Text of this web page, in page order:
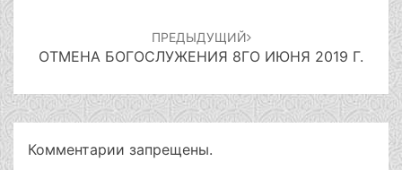
ПРЕДЫДУЩИЙ
ОТМЕНА БОГОСЛУЖЕНИЯ 8ГО ИЮНЯ 2019 Г.
Комментарии запрещены.